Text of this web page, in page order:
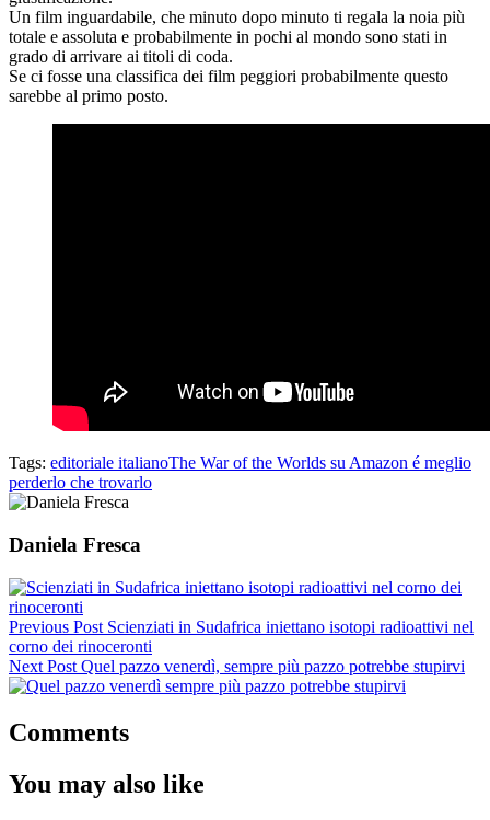
Un film inguardabile, che minuto dopo minuto ti regala la noia più
totale e assoluta e probabilmente in pochi al mondo sono stati in
grado di arrivare ai titoli di coda.
Se ci fosse una classifica dei film peggiori probabilmente questo
sarebbe al primo posto.
Tags: editoriale italianoThe War of the Worlds su Amazon é meglio
perderlo che trovarlo
Daniela Fresca
Previous Post Scienziati in Sudafrica iniettano isotopi radioattivi nel
corno dei rinoceronti
Next Post Quel pazzo venerdì, sempre più pazzo potrebbe stupirvi
Comments
You may also like